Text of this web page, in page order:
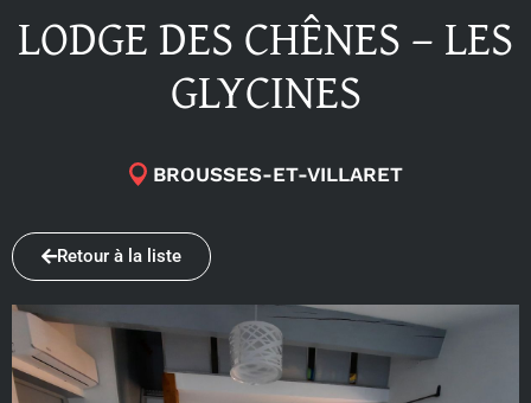
LODGE DES CHÊNES – LES
GLYCINES
BROUSSES-ET-VILLARET
Retour à la liste